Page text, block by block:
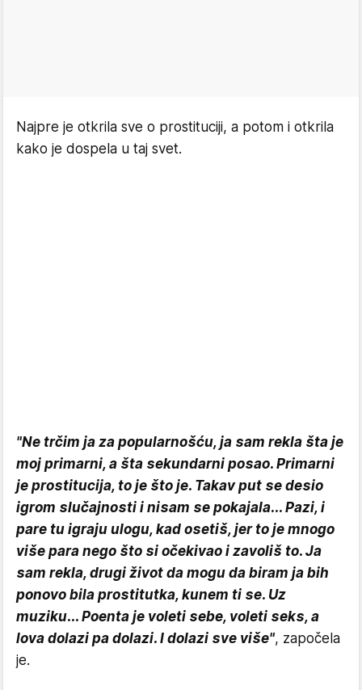
Najpre je otkrila sve o prostituciji, a potom i otkrila
kako je dospela u taj svet.
"Ne trčim ja za popularnošću, ja sam rekla šta je
moj primarni, a šta sekundarni posao. Primarni
je prostitucija, to je što je. Takav put se desio
igrom slučajnosti i nisam se pokajala... Pazi, i
pare tu igraju ulogu, kad osetiš, jer to je mnogo
više para nego što si očekivao i zavoliš to. Ja
sam rekla, drugi život da mogu da biram ja bih
ponovo bila prostitutka, kunem ti se. Uz
muziku... Poenta je voleti sebe, voleti seks, a
lova dolazi pa dolazi. I dolazi sve više", započela
je.